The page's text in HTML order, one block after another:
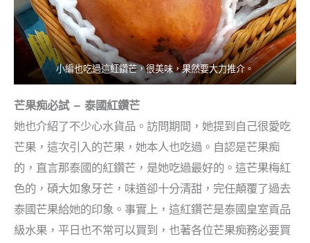
小編也吃過這紅鑽芒，很美味，果然要大力推介。
芒果痴必試 – 泰國紅鑽芒
她也介紹了不少心水貨品。訪問期間，她提到自己很愛吃
芒果，這次引入的芒果，她本人也吃過。自認是芒果痴
的，直言那泰國的紅鑽芒，是她吃過最好的。這芒果梅紅
色的，碩大如象牙芒，味道卻十分清甜，完任顛覆了過去
泰國芒果給她的印象。事實上，這紅鑽芒是泰國皇室貢品
級水果，平日也不常可以買到，也著各位芒果痴務必要買